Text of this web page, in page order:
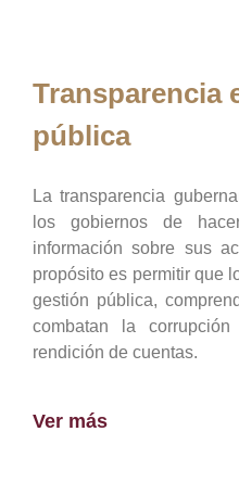
Transparencia
pública
La transparencia
los gobiernos de
información sobre sus
propósito es permitir que
gestión pública,
combatan la
rendición de cuentas.
Ver más